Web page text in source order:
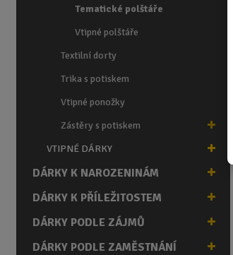
Tematické polštáře
Vtipné polštáře
Textilní dorty
Trika s potiskem
Vtipné ponožky
Zástěry s potiskem
VTIPNÉ DÁRKY
DÁRKY K NAROZENINÁM
DÁRKY K PŘÍLEŽITOSTEM
DÁRKY PODLE ZÁJMŮ
DÁRKY PODLE ZAMĚSTNÁNÍ